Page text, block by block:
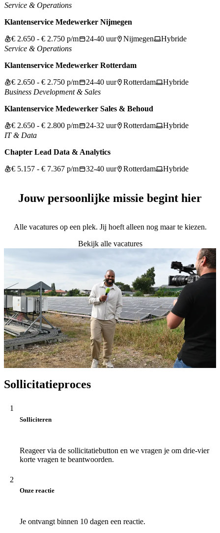
Service & Operations
Klantenservice Medewerker Nijmegen
€ 2.650 - € 2.750 p/m
24-40 uur Nijmegen
Hybride
Service & Operations
Klantenservice Medewerker Rotterdam
€ 2.650 - € 2.750 p/m
24-40 uur Rotterdam
Hybride
Business Development & Sales
Klantenservice Medewerker Sales & Behoud
€ 2.650 - € 2.800 p/m
24-32 uur Rotterdam
Hybride
IT & Data
Chapter Lead Data & Analytics
€ 5.157 - € 7.367 p/m
32-40 uur Rotterdam Hybride
Jouw persoonlijke missie begint hier
Alle vacatures op een plek. Jij hoeft alleen nog maar te kiezen.
Bekijk alle vacatures
Sollicitatieproces
1
Solliciteren
Reageer via de sollicitatiebutton en we vragen je om drie-vier
korte vragen te beantwoorden.
2
Onze reactie
Je ontvangt binnen 10 dagen een reactie.